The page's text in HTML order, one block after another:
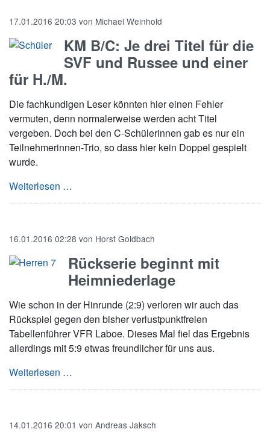
17.01.2016 20:03 von Michael Weinhold
KM B/C: Je drei Titel für die
SVF und Russee und einer
für H./M.
Die fachkundigen Leser könnten hier einen Fehler
vermuten, denn normalerweise werden acht Titel
vergeben. Doch bei den C-Schülerinnen gab es nur ein
Teilnehmerinnen-Trio, so dass hier kein Doppel gespielt
wurde.
Weiterlesen …
16.01.2016 02:28 von Horst Goldbach
Rückserie beginnt mit
Heimniederlage
Wie schon in der Hinrunde (2:9) verloren wir auch das
Rückspiel gegen den bisher verlustpunktfreien
Tabellenführer VFR Laboe. Dieses Mal fiel das Ergebnis
allerdings mit 5:9 etwas freundlicher für uns aus.
Weiterlesen …
14.01.2016 20:01 von Andreas Jaksch